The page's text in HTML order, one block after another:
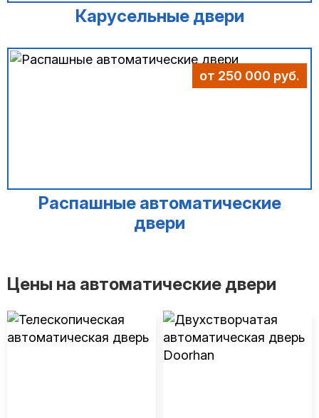
Карусельные двери
от 250 000 руб.
Распашные автоматические
двери
Цены на автоматические двери